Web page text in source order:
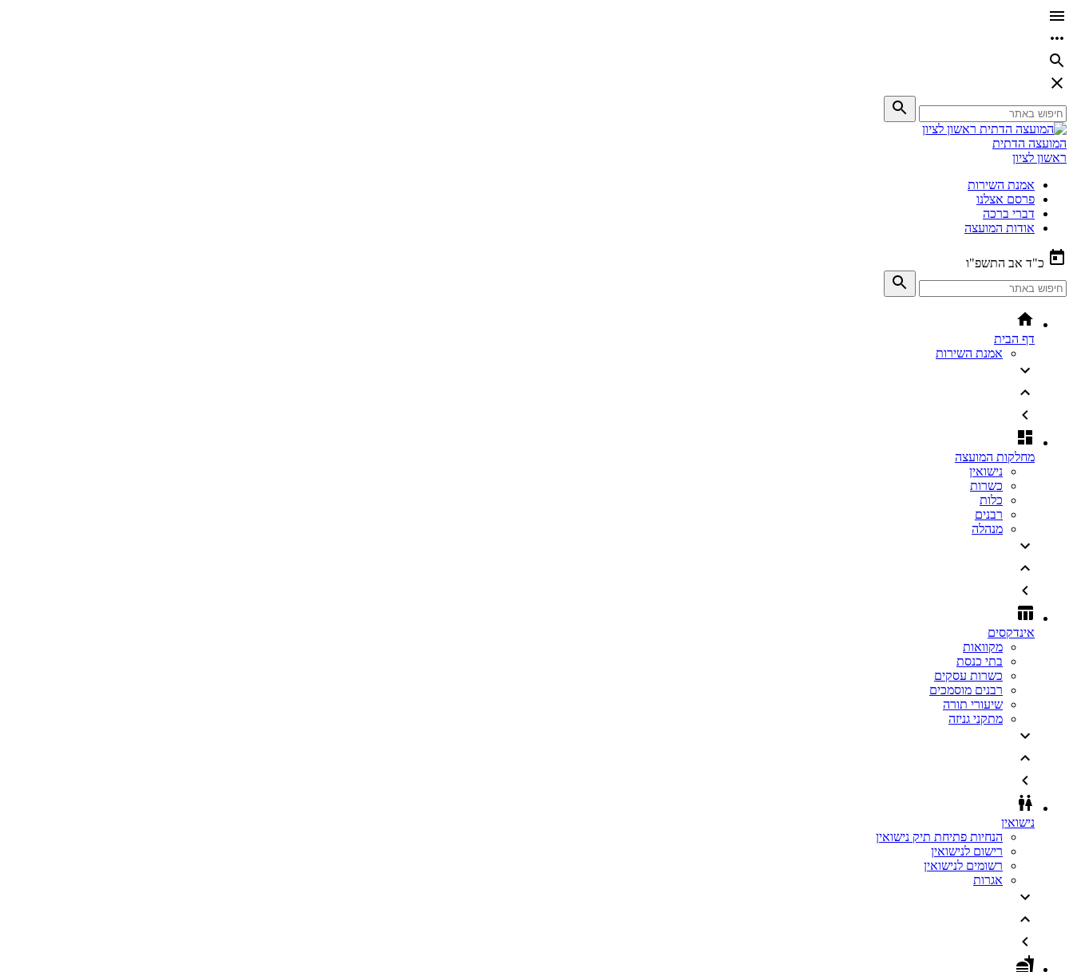
המועצה הדתית
ראשון לציון
אמנת השירות
פרסם אצלנו
דברי ברכה
אודות המועצה
כ"ד אב התשפ"ו
דף הבית
אמנת השירות
מחלקות המועצה
נישואין
כשרות
כלות
רבנים
מנהלה
אינדקסים
מקוואות
בתי כנסת
כשרות עסקים
רבנים מוסמכים
שיעורי תורה
מתקני גניזה
נישואין
הנחיות פתיחת תיק נישואין
רישום לנישואין
רשומים לנישואין
אגרות